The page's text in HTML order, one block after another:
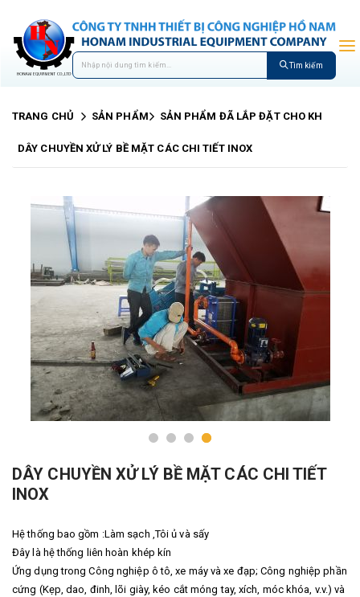
Tìm kiếm
TRANG CHỦ SẢN PHẨM SẢN PHẨM ĐÃ LẮP ĐẶT CHO KH
DÂY CHUYỀN XỬ LÝ BỀ MẶT CÁC CHI TIẾT INOX
DÂY CHUYỀN XỬ LÝ BỀ MẶT CÁC CHI TIẾT
INOX
Hệ thống bao gồm :Làm sạch ,Tôi ủ và sấy
Đây là hệ thống liên hoàn khép kín
Ứng dụng trong Công nghiệp ô tô, xe máy và xe đạp; Công nghiệp phần
cứng (Kẹp, dao, đinh, lõi giày, kéo cắt móng tay, xích, móc khóa, v.v.) và